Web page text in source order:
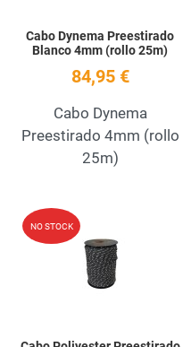
Cabo Dynema Preestirado
Blanco 4mm (rollo 25m)
84,95 €
Cabo Dynema
Preestirado 4mm (rollo
25m)
NO STOCK